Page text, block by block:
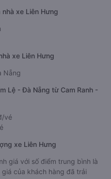
xe Liên Hưng
xe Liên Hưng
Nẵng
Lệ - Đà Nẵng từ Cam Ranh -
vé
xe Liên Hưng
giá với số điểm trung bình là
của khách hàng đã trải